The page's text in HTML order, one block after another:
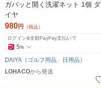
ガバッと開く洗濯ネット 1個 ダ
イヤ
980円 （税込）
ログイン&全額PayPay支払いで
5%
DAIYA（ゴルフ用品、日用品）
LOHACOから発送